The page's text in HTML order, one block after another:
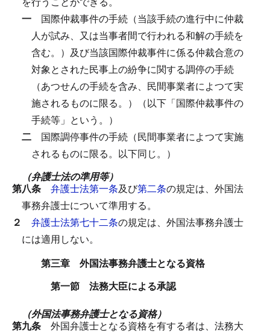
一 国際仲裁事件の手続（当該手続の進行中に仲裁
人が試み、又は当事者間で行われる和解の手続を
含む。）及び当該国際仲裁事件に係る仲裁合意の
対象とされた民事上の紛争に関する調停の手続
（あつせんの手続を含み、民間事業者によつて実
施されるものに限る。）（以下「国際仲裁事件の
手続等」という。）
二 国際調停事件の手続（民間事業者によつて実施
されるものに限る。以下同じ。）
（弁護士法の準用等）
第八条 弁護士法第一条及び第二条の規定は、外国法
事務弁護士について準用する。
２ 弁護士法第七十二条の規定は、外国法事務弁護士
には適用しない。
第三章 外国法事務弁護士となる資格
第一節 法務大臣による承認
（外国法事務弁護士となる資格）
第九条 外国弁護士となる資格を有する者は、法務大